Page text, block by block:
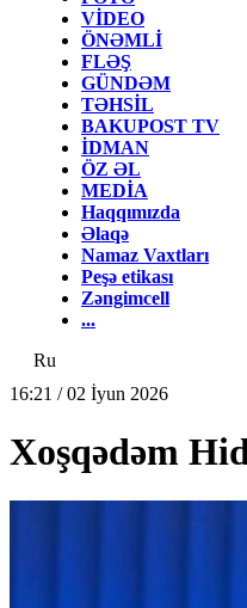
VİDEO
ÖNƏMLİ
FLƏŞ
GÜNDƏM
TƏHSİL
BAKUPOST TV
İDMAN
ÖZ ƏL
MEDİA
Haqqımızda
Əlaqə
Namaz Vaxtları
Peşə etikası
Zəngimcell
...
Ru
16:21 / 02 İyun 2026
Xoşqədəm